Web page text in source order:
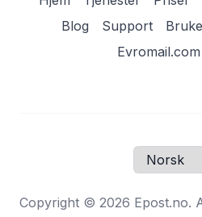
Blog
Support
Evromail.com
Velg språk
Copyright © 2026 Epost.no.